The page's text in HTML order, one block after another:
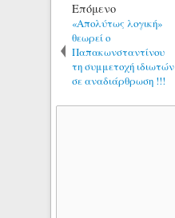
Επόμενο
«Απολύτως λογική»
θεωρεί ο
Παπακωνσταντίνου
τη συμμετοχή ιδιωτών
σε αναδιάρθρωση !!!